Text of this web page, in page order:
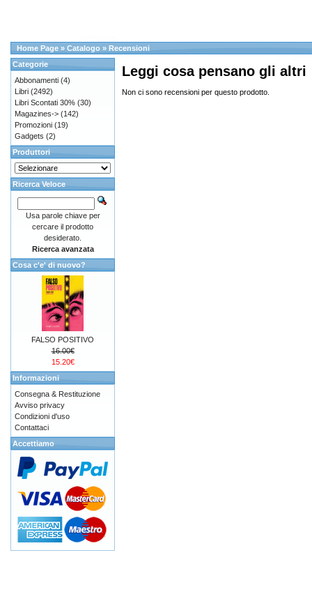
Home Page » Catalogo » Recensioni
Leggi cosa pensano gli altri
Non ci sono recensioni per questo prodotto.
Categorie
Abbonamenti (4)
Libri (2492)
Libri Scontati 30% (30)
Magazines-> (142)
Promozioni (19)
Gadgets (2)
Produttori
Ricerca Veloce
Usa parole chiave per
cercare il prodotto
desiderato.
Ricerca avanzata
Cosa c'e' di nuovo?
FALSO POSITIVO
16.00€
15.20€
Informazioni
Consegna & Restituzione
Avviso privacy
Condizioni d'uso
Contattaci
Accettiamo